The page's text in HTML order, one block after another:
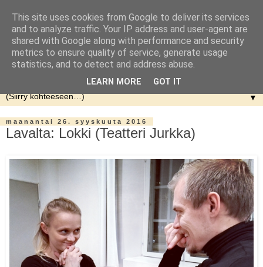
▼
maanantai 26. syyskuuta 2016
Lavalta: Lokki (Teatteri Jurkka)
This site uses cookies from Google to deliver its services
and to analyze traffic. Your IP address and user-agent are
shared with Google along with performance and security
metrics to ensure quality of service, generate usage
statistics, and to detect and address abuse.
LEARN MORE GOT IT